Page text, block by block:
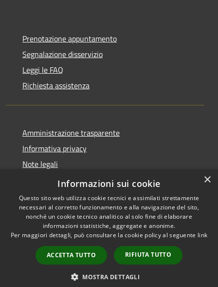
Prenotazione appuntamento
Segnalazione disservizio
Leggi le FAQ
Richiesta assistenza
Amministrazione trasparente
Informativa privacy
Note legali
Dichiarazione di accessibilità
Accessibilità
Powered byMunicipium
Accesso redazione
×
Informazioni sui cookie
Questo sito web utilizza cookie tecnici e assimilati strettamente
necessari al corretto funzionamento e alla navigazione del sito,
nonché un cookie tecnico analitico al solo fine di elaborare
informazioni statistiche, aggregate e anonime.
Per maggiori dettagli, può consultare la cookie policy al seguente link
ACCETTA TUTTO RIFIUTA TUTTO
MOSTRA DETTAGLI